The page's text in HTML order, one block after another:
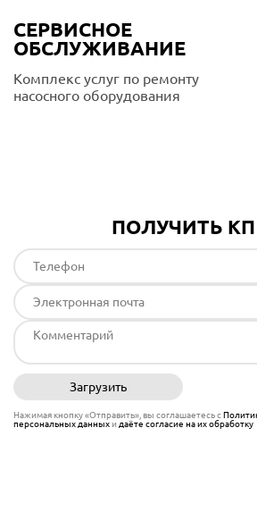
СЕРВИСНОЕ
ОБСЛУЖИВАНИЕ
Комплекс услуг по ремонту
насосного оборудования
ПОЛУЧИТЬ КП
Загрузить
Нажимая кнопку «Отправить», вы соглашаетесь с
персональных данныхи даёте согласие на их обработку